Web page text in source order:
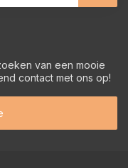
van een mooie
contact met ons op!